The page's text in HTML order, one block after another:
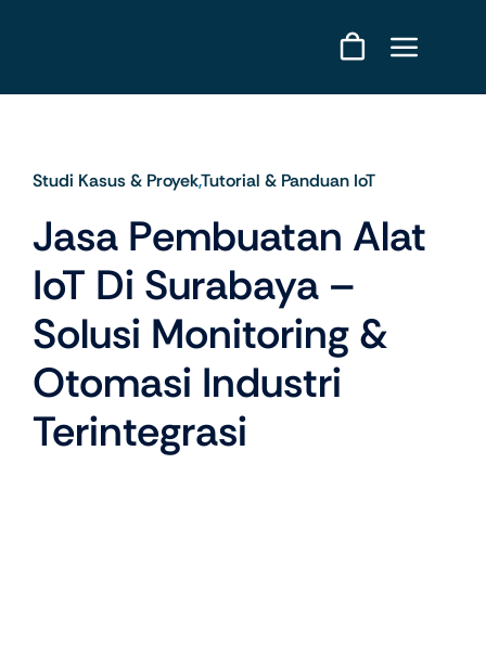
Studi Kasus & Proyek,Tutorial & Panduan IoT
Jasa Pembuatan Alat
IoT Di Surabaya –
Solusi Monitoring &
Otomasi Industri
Terintegrasi